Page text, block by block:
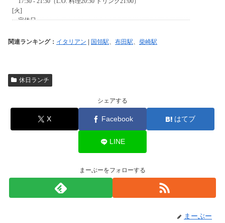
関連ランキング： イタリアン | 国領駅、 布田駅、 柴崎駅
休日ランチ
シェアする
X Facebook はてブ
LINE
まーぶーをフォローする
まーぶー